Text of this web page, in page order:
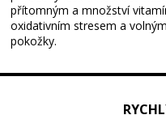
přítomným a množství
oxidativním stresem a
pokožky.